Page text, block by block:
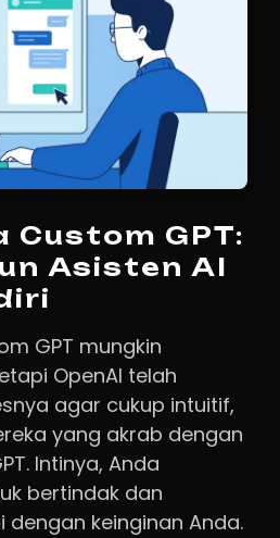
Custom GPT:
Asisten AI
GPT mungkin
OpenAI telah
agar cukup intuitif,
yang akrab dengan
Intinya, Anda
bertindak dan
dengan keinginan Anda.